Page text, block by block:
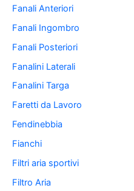
Fanali Anteriori
Fanali Ingombro
Fanali Posteriori
Fanalini Laterali
Fanalini Targa
Faretti da Lavoro
Fendinebbia
Fianchi
Filtri aria sportivi
Filtro Aria